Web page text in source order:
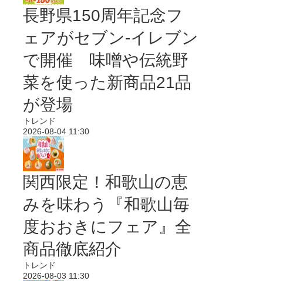
長野県150周年記念フ
ェアがセブン-イレブン
で開催 味噌や伝統野
菜を使った新商品21品
が登場
トレンド
2026-08-04 11:30
関西限定！和歌山の恵
みを味わう『和歌山毎
度おおきにフェア』全
商品徹底紹介
トレンド
2026-08-03 11:30